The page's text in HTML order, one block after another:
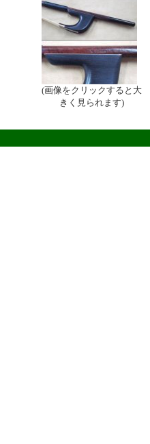
(画像をクリックすると大
きく見られます)